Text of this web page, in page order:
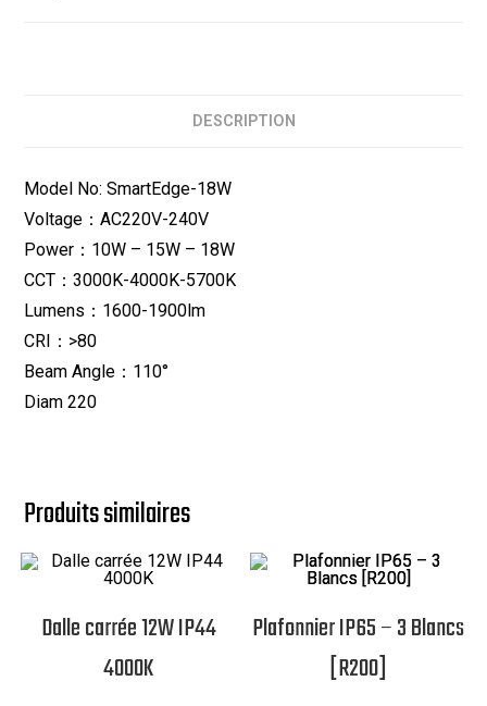
DESCRIPTION
Model No: SmartEdge-18W
Voltage：AC220V-240V
Power：10W – 15W – 18W
CCT：3000K-4000K-5700K
Lumens：1600-1900lm
CRI：>80
Beam Angle：110°
Diam 220
Produits similaires
Dalle carrée 12W IP44
4000K
Plafonnier IP65 – 3 Blancs
[R200]